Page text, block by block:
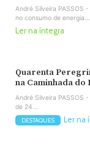
André Silveira PASSOS
no consumo de energia...
Ler na íntegra
Quarenta
na Caminhada do
André Silveira PASSOS
de 24...
DESTAQUES Ler na